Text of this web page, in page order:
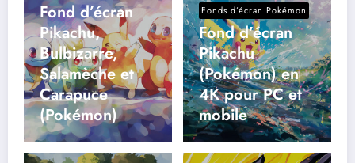
Fond d’écran
Pikachu,
Bulbizarre,
Salamèche et
Carapuce
(Pokémon)
Fonds d’écran Pokémon
Fond d’écran
Pikachu
(Pokémon) en
4K pour PC et
mobile